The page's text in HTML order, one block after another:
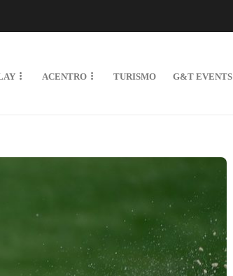
ACENTRO TURISMO G&T EVENTS